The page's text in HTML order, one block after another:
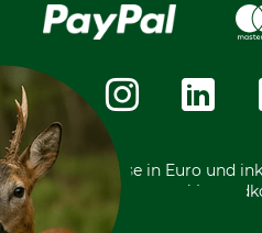
Widerrufsformular
Zahlungsarten
Vorkasse
Karriere
Über uns
Community
International
*Alle Preise in Euro und